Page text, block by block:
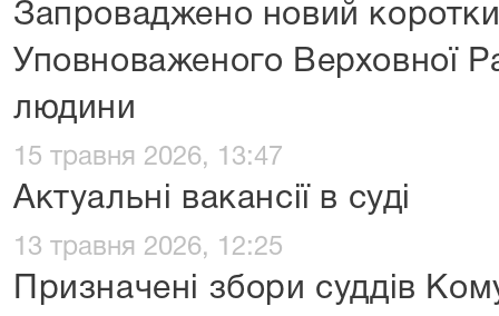
Запроваджено новий
Уповноваженого Верховної
людини
15 травня 2026, 13:47
Актуальні вакансії в суді
13 травня 2026, 12:25
Призначені збори суддів